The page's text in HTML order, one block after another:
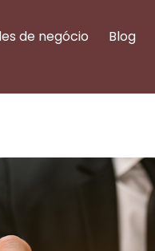
de negócio Blog